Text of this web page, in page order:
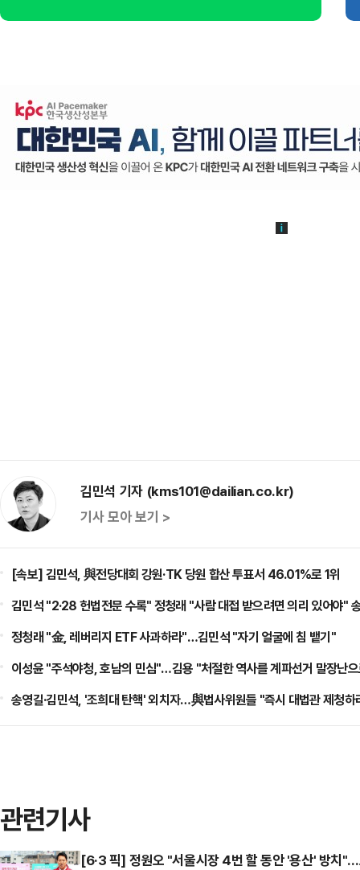
김민석 기자 (kms101@dailian.co.kr)
기사 모아 보기 >
[속보] 김민석, 與전당대회 강원·TK 당원 합산 투표서 46.01%로 1위
김민석 "2·28 헌법전문 수록" 정청래 "사람 대접 받으려면 의리 있어야"
정청래 "金, 레버리지 ETF 사과하라"…김민석 "자기 얼굴에 침 뱉기"
이성윤 "주석야청, 호남의 민심"…김용 "처절한 역사를 계파선거 말장난
송영길·김민석, '조희대 탄핵' 외치자…與법사위원들 "즉시 대법관 제청하
관련기사
[6·3 픽] 정원오 "서울시장 4번 할 동안 '용산' 방치